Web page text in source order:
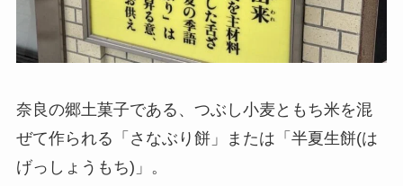
奈良の郷土菓子である、つぶし小麦ともち米を混
ぜて作られる「さなぶり餅」または「半夏生餅(は
げっしょうもち)」。